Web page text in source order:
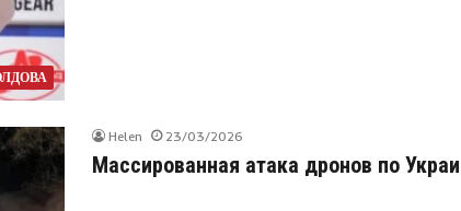
Helen 23/03/2026
Массированная атака дронов по